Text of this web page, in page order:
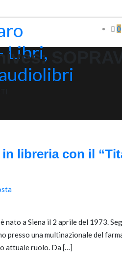
0
libreria con il
nato a Siena il 2 aprile del 1973.
presso una multinazionale del
attuale ruolo. Da […]